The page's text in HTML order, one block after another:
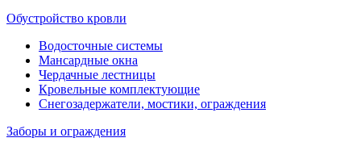
Обустройство кровли
Водосточные системы
Мансардные окна
Чердачные лестницы
Кровельные комплектующие
Снегозадержатели, мостики, ограждения
Заборы и ограждения